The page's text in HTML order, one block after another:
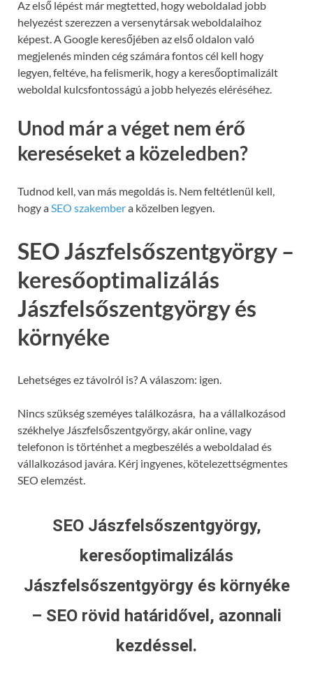
Az első lépést már megtetted, hogy weboldalad jobb
helyezést szerezzen a versenytársak weboldalaihoz
képest. A Google keresőjében az első oldalon való
megjelenés minden cég számára fontos cél kell hogy
legyen, feltéve, ha felismerik, hogy a keresőoptimalizált
weboldal kulcsfontosságú a jobb helyezés eléréséhez.
Unod már a véget nem érő
kereséseket a közeledben?
Tudnod kell, van más megoldás is. Nem feltétlenül kell,
hogy aSEO szakembera közelben legyen.
SEO Jászfelsőszentgyörgy –
keresőoptimalizálás
Jászfelsőszentgyörgy és
környéke
Lehetséges ez távolról is? A válaszom: igen.
Nincs szükség szeméyes találkozásra, ha a vállalkozásod
székhelye Jászfelsőszentgyörgy, akár online, vagy
telefonon is történhet a megbeszélés a weboldalad és
vállalkozásod javára. Kérj ingyenes, kötelezettségmentes
SEO elemzést.
SEO Jászfelsőszentgyörgy,
keresőoptimalizálás
Jászfelsőszentgyörgy és környéke
– SEO rövid határidővel, azonnali
kezdéssel.